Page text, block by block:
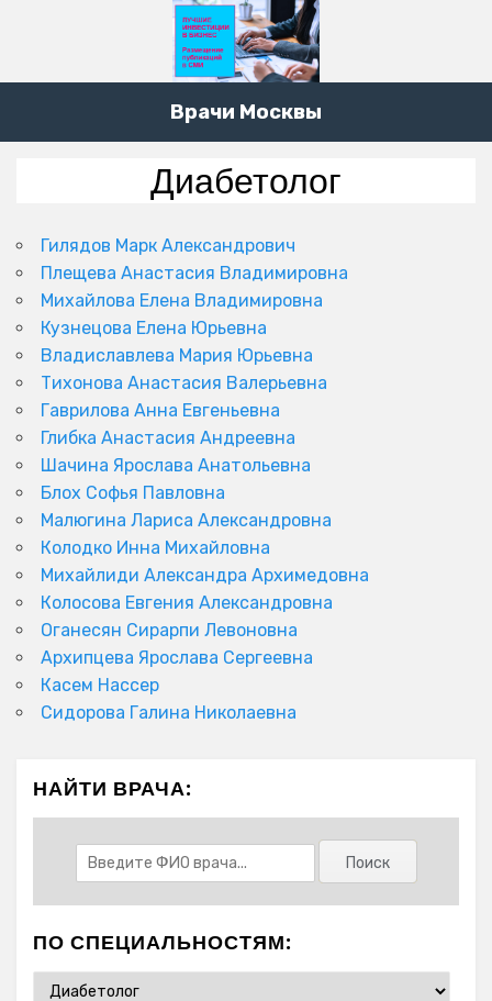
Врачи Москвы
Диабетолог
Гилядов Марк Александрович
Плещева Анастасия Владимировна
Михайлова Елена Владимировна
Кузнецова Елена Юрьевна
Владиславлева Мария Юрьевна
Тихонова Анастасия Валерьевна
Гаврилова Анна Евгеньевна
Глибка Анастасия Андреевна
Шачина Ярослава Анатольевна
Блох Софья Павловна
Малюгина Лариса Александровна
Колодко Инна Михайловна
Михайлиди Александра Архимедовна
Колосова Евгения Александровна
Оганесян Сирарпи Левоновна
Архипцева Ярослава Сергеевна
Касем Нассер
Сидорова Галина Николаевна
НАЙТИ ВРАЧА:
ПО СПЕЦИАЛЬНОСТЯМ: